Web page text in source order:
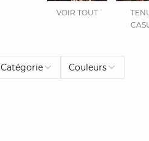
VOIR TOUT
Catégorie Couleurs